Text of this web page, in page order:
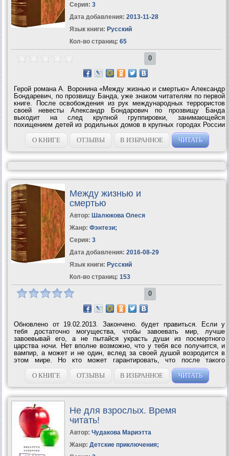
Серия: 3
Дата добавления: 2013-11-28
Язык книги: Русский
Кол-во страниц: 65
0
Герой романа А. Воронина «Между жизнью и смертью» Александр
Бондаревич, по прозвищу Банда, уже знаком читателям по первой
книге. После освобождения из рук международных террористов
своей невесты Александр Бондарович по прозвищу Банда
выходит на след крупной группировки, занимающейся
похищением детей из родильных домов в крупных городах России
и Украины. При поддержке ФСБ он вступает в борьбу с...
О КНИГЕ
ОТЗЫВЫ В ИЗБРАННОЕ ЧИТАТЬ
Между жизнью и
смертью
Автор: Шалюкова Олеся
Жанр: Фэнтези;
Серия: 3
Дата добавления: 2016-08-29
Язык книги: Русский
Кол-во страниц: 153
0
Обновлено от 19.02.2013. Закончено. будет правиться. Если у
тебя достаточно могущества, чтобы завоевать мир, лучше
завоевывай его, а не пытайся украсть души из посмертного
царства ночи. Нет вполне возможно, что у тебя все получится, и
вампир, а может и не один, вслед за своей душой возродится в
этом мире. Но кто может гарантировать, что после такого
воровства сама Ночь не спустится в этот мир посмотреть на
наглеца? В Москве маленькая...
О КНИГЕ ОТЗЫВЫ В ИЗБРАННОЕ ЧИТАТЬ
Не для взрослых. Время
читать!
Автор: Чудакова Мариэтта
Жанр: Детские приключения;